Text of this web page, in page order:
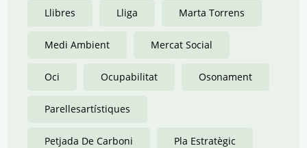
Llibres Lliga Marta Torrens
Medi Ambient Mercat Social
Oci Ocupabilitat Osonament
Parellesartístiques
Petjada De Carboni Pla Estratègic